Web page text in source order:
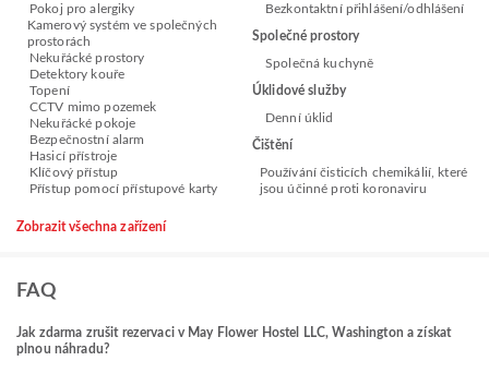
Pokoj pro alergiky
Kamerový systém ve společných
prostorách
Nekuřácké prostory
Detektory kouře
Topení
CCTV mimo pozemek
Nekuřácké pokoje
Bezpečnostní alarm
Hasicí přístroje
Klíčový přístup
Přístup pomocí přístupové karty
Bezkontaktní přihlášení/odhlášení
Společné prostory
Společná kuchyně
Úklidové služby
Denní úklid
Čištění
Používání čisticích chemikálií, které
jsou účinné proti koronaviru
Zobrazit všechna zařízení
FAQ
Jak zdarma zrušit rezervaci v May Flower Hostel LLC, Washington a získat
plnou náhradu?